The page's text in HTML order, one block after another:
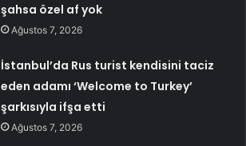
şahsa özel af yok
Ağustos 7, 2026
İstanbul’da Rus turist kendisini taciz
eden adamı ‘Welcome to Turkey’
şarkısıyla ifşa etti
Ağustos 7, 2026